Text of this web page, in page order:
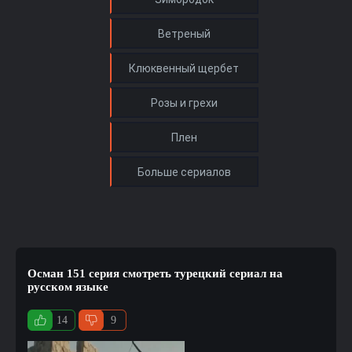
Осман 151 серия смотреть турецкий сериал на
русском языке
14 9